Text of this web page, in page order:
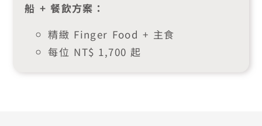
船 + 餐飲方案：
精緻 Finger Food + 主食
每位 NT$ 1,700 起